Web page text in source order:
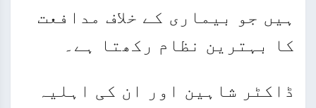
ہیں جو بیماری کے خلاف مدافعت
کا بہترین نظام رکھتا ہے۔
ڈاکٹر شاہین اور ان کی اہلیہ